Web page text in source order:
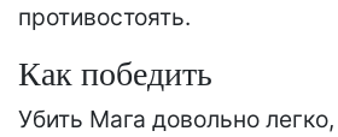
противостоять.
Как победить
Убить Мага довольно легко,